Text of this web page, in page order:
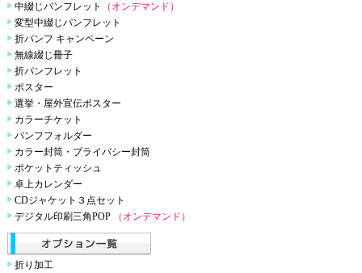
中綴じパンフレット
（オンデマンド）
変型中綴じパンフレット
折パンフ キャンペーン
無線綴じ冊子
折パンフレット
ポスター
選挙・屋外宣伝ポスター
カラーチケット
パンフフォルダー
カラー封筒・プライバシー封筒
ポケットティッシュ
卓上カレンダー
CDジャケット３点セット
デジタル印刷三角POP
（オンデマンド）
折り加工